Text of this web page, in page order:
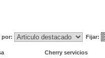
por: Fijar:
Cherry servicios